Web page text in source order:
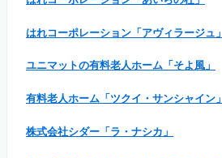
はれコーポレーション「アヴィラージュ」
ユニマットの有料老人ホーム「そよ風」
有料老人ホーム「ツクイ・サンシャイン」
株式会社シダー「ラ・ナシカ」